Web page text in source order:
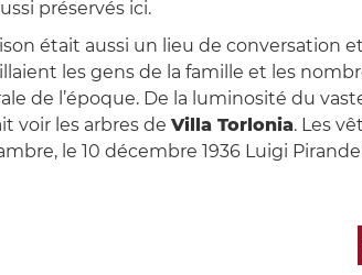
préservés ici.
était aussi un lieu de conversation
les gens de la famille et les
de l’époque. De la luminosité du
voir les arbres de Villa Torlonia. Les
le 10 décembre 1936 Luigi